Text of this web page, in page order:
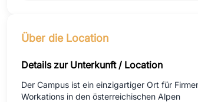
Über die Location
Details zur Unterkunft / Location
Der Campus ist ein einzigartiger Ort für
Workations in den österreichischen Alpen